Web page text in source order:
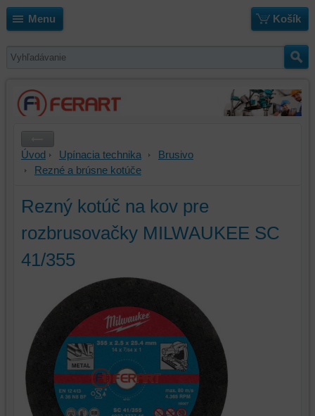
Menu Košík
Úvod Upínacia technika
Brusivo
Rezné a brúsne kotúče
Rezný kotúč na kov pre
rozbrusovačky MILWAUKEE SC
41/355